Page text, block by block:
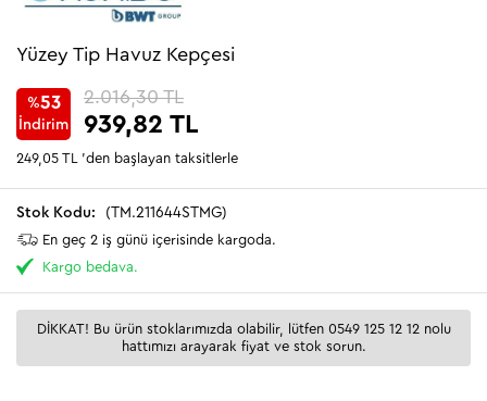
Yüzey Tip Havuz Kepçesi
%53
İndirim
2.016,30 TL
939,82 TL
249,05 TL 'den başlayan taksitlerle
(TM.211644STMG)
En geç 2 iş günü içerisinde kargoda.
Kargo bedava.
DİKKAT! Bu ürün stoklarımızda olabilir, lütfen 0549 125 12 12 nolu
hattımızı arayarak fiyat ve stok sorun.